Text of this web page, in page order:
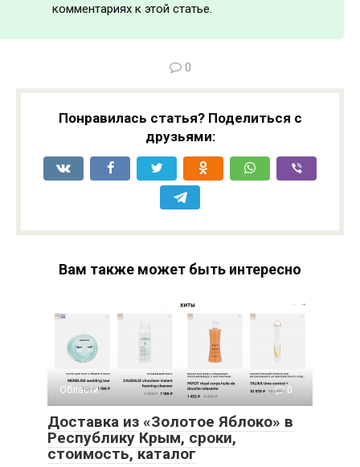
комментариях к этой статье.
0
Понравилась статья? Поделиться с
друзьями:
Вам также может быть интересно
Области 0
Доставка из «Золотое Яблоко» в
Республику Крым, сроки,
стоимость, каталог